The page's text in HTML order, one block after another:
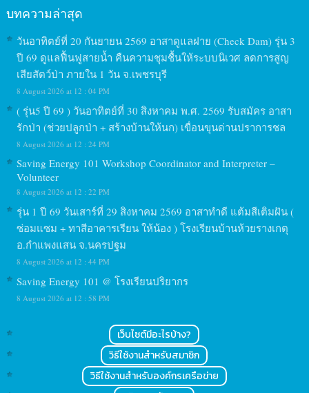
บทความล่าสุด
วันอาทิตย์ที่ 20 กันยายน 2569 อาสาดูแลฝาย (Check Dam) รุ่น 3
ปี 69 ดูแลฟื้นฟูสายน้ำ คืนความชุมชื้นให้ระบบนิเวศ ลดการสูญ
เสียสัตว์ป่า ภายใน 1 วัน จ.เพชรบุรี
8 August 2026 at 12 : 04 PM
( รุ่น5 ปี 69 ) วันอาทิตย์ที่ 30 สิงหาคม พ.ศ. 2569 รับสมัคร อาสา
รักป่า (ช่วยปลูกป่า + สร้างบ้านให้นก) เขื่อนขุนด่านปราการชล
8 August 2026 at 12 : 24 PM
Saving Energy 101 Workshop Coordinator and Interpreter –
Volunteer
8 August 2026 at 12 : 22 PM
รุ่น 1 ปี 69 วันเสาร์ที่ 29 สิงหาคม 2569 อาสาทำดี แต้มสีเติมฝัน (
ซ่อมแซม + ทาสีอาคารเรียน ให้น้อง ) โรงเรียนบ้านห้วยรางเกตุ
อ.กำแพงแสน จ.นครปฐม
8 August 2026 at 12 : 44 PM
Saving Energy 101 @ โรงเรียนปริยากร
8 August 2026 at 12 : 58 PM
เว็บไซต์มีอะไรบ้าง?
วิธีใช้งานสำหรับสมาชิก
วิธีใช้งานสำหรับองค์กรเครือข่าย